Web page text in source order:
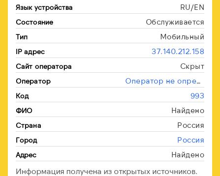
Язык устройства RU/EN
Состояние Обслуживается
Тип Мобильный
IP адрес 37.140.212.158
Сайт оператора Скрыт
Оператор Оператор не определён
Код 993
ФИО Найдено
Страна Россия
Город Россия
Адрес Найдено
Информация получена из открытых источников.